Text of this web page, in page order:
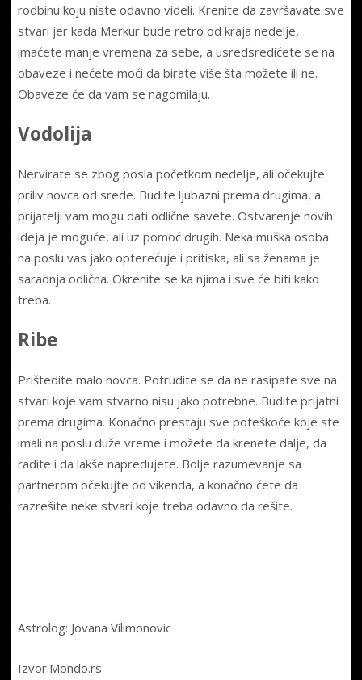
rodbinu koju niste odavno videli. Krenite da završavate sve
stvari jer kada Merkur bude retro od kraja nedelje,
imaćete manje vremena za sebe, a usredsredićete se na
obaveze i nećete moći da birate više šta možete ili ne.
Obaveze će da vam se nagomilaju.
Vodolija
Nervirate se zbog posla početkom nedelje, ali očekujte
priliv novca od srede. Budite ljubazni prema drugima, a
prijatelji vam mogu dati odlične savete. Ostvarenje novih
ideja je moguće, ali uz pomoć drugih. Neka muška osoba
na poslu vas jako opterećuje i pritiska, ali sa ženama je
saradnja odlična. Okrenite se ka njima i sve će biti kako
treba.
Ribe
Prištedite malo novca. Potrudite se da ne rasipate sve na
stvari koje vam stvarno nisu jako potrebne. Budite prijatni
prema drugima. Konačno prestaju sve poteškoće koje ste
imali na poslu duže vreme i možete da krenete dalje, da
radite i da lakše napredujete. Bolje razumevanje sa
partnerom očekujte od vikenda, a konačno ćete da
razrešite neke stvari koje treba odavno da rešite.
Astrolog: Jovana Vilimonovic
Izvor:Mondo.rs